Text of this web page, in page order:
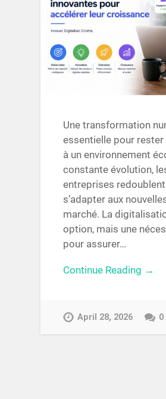
Une transformation
essentielle pour
à un environnement
constante évolution,
entreprises
s’adapter aux
marché. La
option, mais une
pour assurer…
Continue Reading →
April 28, 2026 0